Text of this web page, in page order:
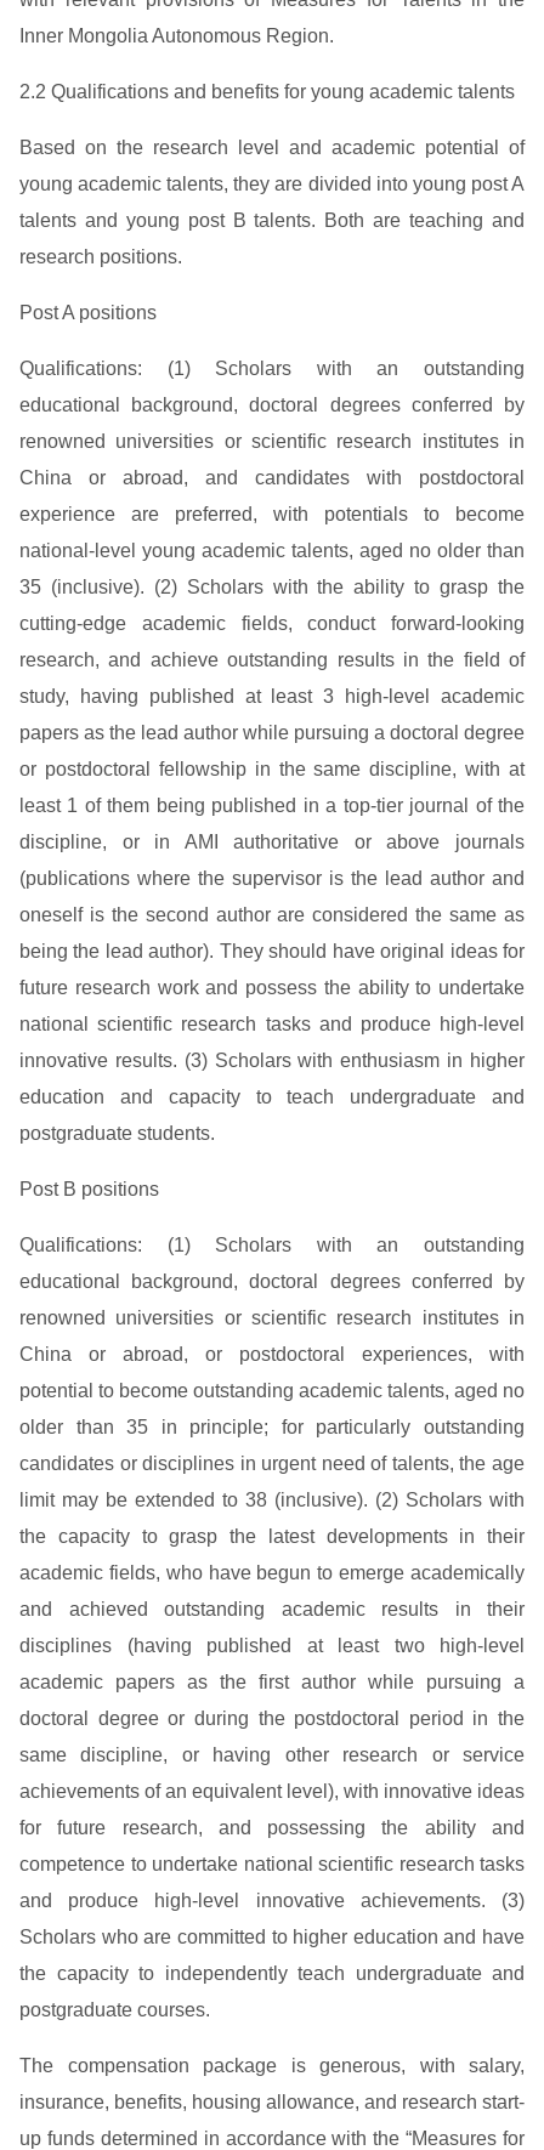
Inner Mongolia Autonomous Region.
2.2 Qualifications and benefits for young academic talents
Based on the research level and academic potential of
young academic talents, they are divided into young post A
talents and young post B talents. Both are teaching and
research positions.
Post A positions
Qualifications: (1) Scholars with an outstanding
educational background, doctoral degrees conferred by
renowned universities or scientific research institutes in
China or abroad, and candidates with postdoctoral
experience are preferred, with potentials to become
national-level young academic talents, aged no older than
35 (inclusive). (2) Scholars with the ability to grasp the
cutting-edge academic fields, conduct forward-looking
research, and achieve outstanding results in the field of
study, having published at least 3 high-level academic
papers as the lead author while pursuing a doctoral degree
or postdoctoral fellowship in the same discipline, with at
least 1 of them being published in a top-tier journal of the
discipline, or in AMI authoritative or above journals
(publications where the supervisor is the lead author and
oneself is the second author are considered the same as
being the lead author). They should have original ideas for
future research work and possess the ability to undertake
national scientific research tasks and produce high-level
innovative results. (3) Scholars with enthusiasm in higher
education and capacity to teach undergraduate and
postgraduate students.
Post B positions
Qualifications: (1) Scholars with an outstanding
educational background, doctoral degrees conferred by
renowned universities or scientific research institutes in
China or abroad, or postdoctoral experiences, with
potential to become outstanding academic talents, aged no
older than 35 in principle; for particularly outstanding
candidates or disciplines in urgent need of talents, the age
limit may be extended to 38 (inclusive). (2) Scholars with
the capacity to grasp the latest developments in their
academic fields, who have begun to emerge academically
and achieved outstanding academic results in their
disciplines (having published at least two high-level
academic papers as the first author while pursuing a
doctoral degree or during the postdoctoral period in the
same discipline, or having other research or service
achievements of an equivalent level), with innovative ideas
for future research, and possessing the ability and
competence to undertake national scientific research tasks
and produce high-level innovative achievements. (3)
Scholars who are committed to higher education and have
the capacity to independently teach undergraduate and
postgraduate courses.
The compensation package is generous, with salary,
insurance, benefits, housing allowance, and research start-
up funds determined in accordance with the “Measures for